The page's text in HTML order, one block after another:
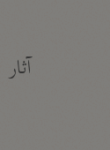
آثار